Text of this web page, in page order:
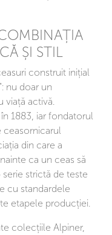
ȘI STIL
construit inițial
nu doar un
activă.
1883, iar fondatorul
ceasornicarul
din care a
ca un ceas să
strictă de teste
cu standardele
etapele producției.
colecțiile Alpiner,